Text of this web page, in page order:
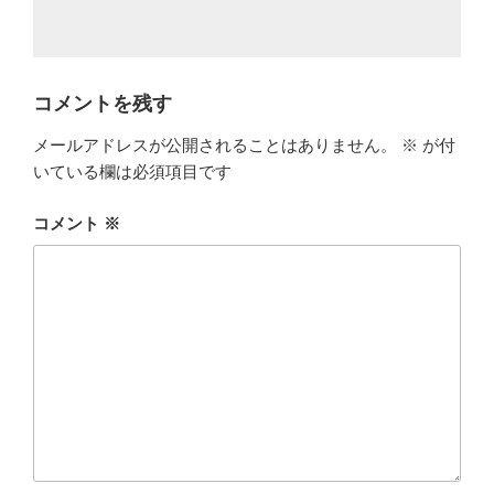
コメントを残す
メールアドレスが公開されることはありません。 ※ が付
いている欄は必須項目です
コメント ※